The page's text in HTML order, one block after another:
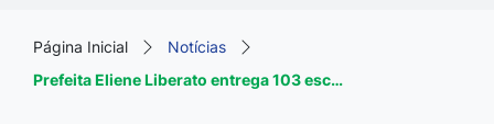
Página Inicial
Notícias
Prefeita Eliene Liberato entrega 103 esc…